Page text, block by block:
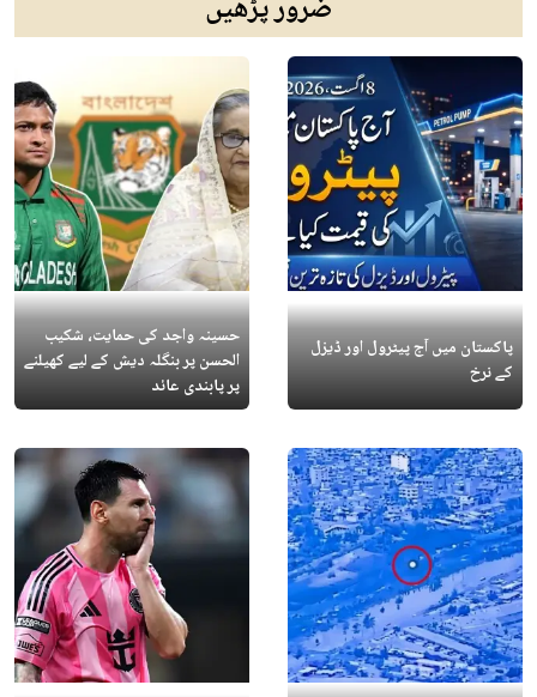
ضرور پڑھیں
پاکستان میں آج پیٹرول اور ڈیزل
کے نرخ
حسینہ واجد کی حمایت، شکیب
الحسن پر بنگلہ دیش کے لیے کھیلنے
پر پابندی عائد